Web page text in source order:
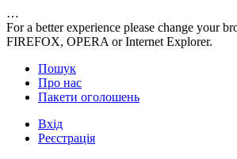
…
For a better experience please change your
FIREFOX, OPERA or Internet Explorer.
Пошук
Про нас
Пакети оголошень
Вхід
Реєстрація